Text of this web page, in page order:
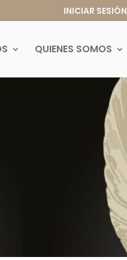
INICIAR SESIÓN
QUIENES SOMOS